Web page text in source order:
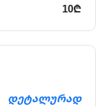
10₾
დეტალურად